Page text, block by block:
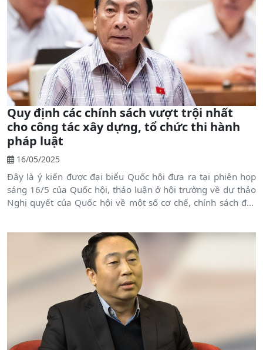
Quy định các chính sách vượt trội nhất
cho công tác xây dựng, tổ chức thi hành
pháp luật
16/05/2025
Đây là ý kiến được đại biểu Quốc hội đưa ra tại phiên họp
sáng 16/5 của Quốc hội, thảo luận ở hội trường về dự thảo
Nghị quyết của Quốc hội về một số cơ chế, chính sách đặc